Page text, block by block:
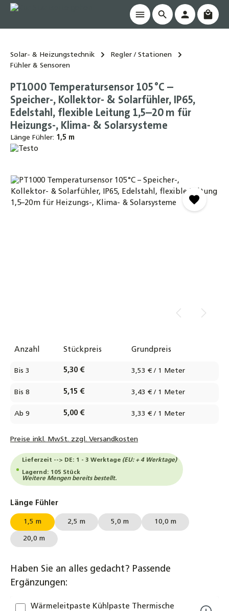
springen
Solar- & Heizungstechnik
Regler / Stationen
Fühler & Sensoren
PT1000 Temperatursensor 105 °C –
Speicher-, Kollektor- & Solarfühler, IP65,
Edelstahl, flexible Leitung 1,5–20 m für
Heizungs-, Klima- & Solarsysteme
Länge Fühler: 1,5 m
Bildergalerie überspringen
Anzahl Stückpreis Grundpreis
Bis 3 5,30 € 3,53 € / 1 Meter
Bis 8 5,15 € 3,43 € / 1 Meter
Ab 9 5,00 € 3,33 € / 1 Meter
Preise inkl. MwSt. zzgl. Versandkosten
Lieferzeit --> DE: 1 - 3 Werktage (EU: + 4 Werktage)
Lagernd: 105 Stück
Weitere Mengen bereits bestellt.
Länge Fühlerauswählen
1,5 m 2,5 m 5,0 m 10,0 m
20,0 m
Haben Sie an alles gedacht? Passende
Ergänzungen:
Wärmeleitpaste Kühlpaste Thermische